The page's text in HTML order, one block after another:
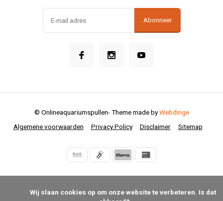
Abonneer
Algemene voorwaarden Privacy Policy Disclaimer Sitemap
© Onlineaquariumspullen- Theme made byWebdinge